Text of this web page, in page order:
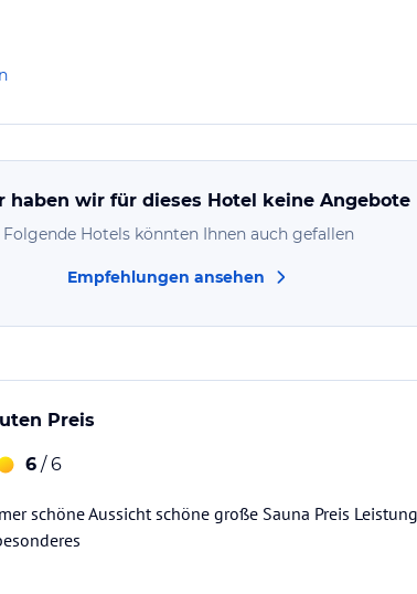
haben wir für dieses Hotel keine Angebote
Folgende Hotels könnten Ihnen auch gefallen
Empfehlungen ansehen
Preis
6 / 6
schöne Aussicht schöne große Sauna Preis